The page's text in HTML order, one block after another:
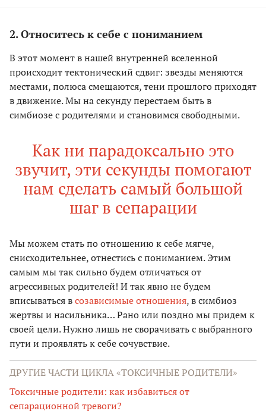
2. Относитесь к себе с пониманием
В этот момент в нашей внутренней вселенной
происходит тектонический сдвиг: звезды меняются
местами, полюса смещаются, тени прошлого приходят
в движение. Мы на секунду перестаем быть в
симбиозе с родителями и становимся свободными.
Как ни парадоксально это
звучит, эти секунды помогают
нам сделать самый большой
шаг в сепарации
Мы можем стать по отношению к себе мягче,
снисходительнее, отнестись с пониманием. Этим
самым мы так сильно будем отличаться от
агрессивных родителей! И так явно не будем
вписываться всозависимые отношения, в симбиоз
жертвы и насильника… Рано или поздно мы придем к
своей цели. Нужно лишь не сворачивать с выбранного
пути и проявлять к себе сочувствие.
ДРУГИЕ ЧАСТИ ЦИКЛА «ТОКСИЧНЫЕ РОДИТЕЛИ»
Токсичные родители: как избавиться от
сепарационной тревоги?